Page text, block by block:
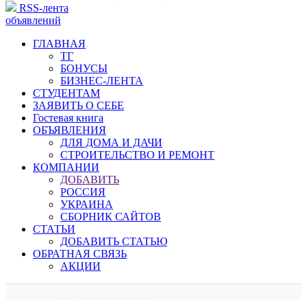
RSS-лента
объявлений
ГЛАВНАЯ
ТГ
БОНУСЫ
БИЗНЕС-ЛЕНТА
СТУДЕНТАМ
ЗАЯВИТЬ О СЕБЕ
Гостевая книга
ОБЪЯВЛЕНИЯ
ДЛЯ ДОМА И ДАЧИ
СТРОИТЕЛЬСТВО И РЕМОНТ
КОМПАНИИ
ДОБАВИТЬ
РОССИЯ
УКРАИНА
СБОРНИК САЙТОВ
СТАТЬИ
ДОБАВИТЬ СТАТЬЮ
ОБРАТНАЯ СВЯЗЬ
АКЦИИ